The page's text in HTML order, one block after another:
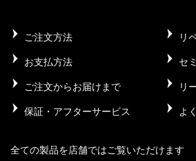
ご注文方法
リ
お支払方法
セ
ご注文からお届けまで
リ
保証・アフターサービス
よ
全ての製品を店舗ではご覧いただけます